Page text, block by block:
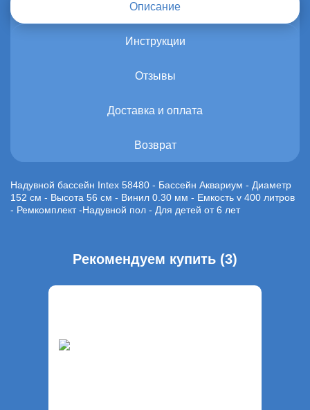
Описание
Инструкции
Отзывы
Доставка и оплата
Возврат
Надувной бассейн Intex 58480 - Бассейн Аквариум - Диаметр
152 см - Высота 56 см - Винил 0.30 мм - Емкость v 400 литров
- Ремкомплект -Надувной пол - Для детей от 6 лет
Рекомендуем купить (3)